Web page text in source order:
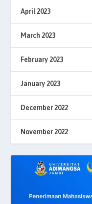
April 2023
March 2023
February 2023
January 2023
December 2022
November 2022